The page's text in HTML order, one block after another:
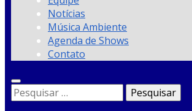
Imprensa
São Paulo
Notícias
Música Ambiente
Agenda de Shows
Contato
Pesquisar
por: